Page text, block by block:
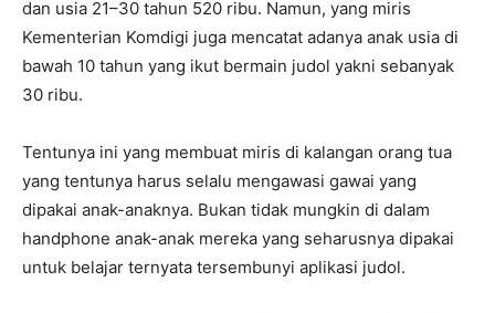
dan usia 21–30 tahun 520 ribu. Namun, yang miris
Kementerian Komdigi juga mencatat adanya anak usia di
bawah 10 tahun yang ikut bermain judol yakni sebanyak
30 ribu.
Tentunya ini yang membuat miris di kalangan orang tua
yang tentunya harus selalu mengawasi gawai yang
dipakai anak-anaknya. Bukan tidak mungkin di dalam
handphone anak-anak mereka yang seharusnya dipakai
untuk belajar ternyata tersembunyi aplikasi judol.